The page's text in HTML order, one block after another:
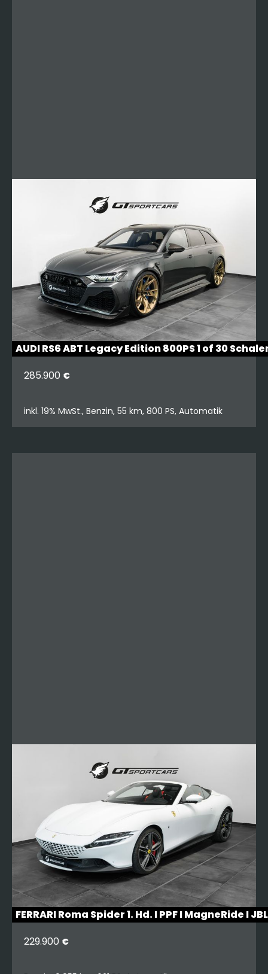
AUDI RS6 ABT Legacy Edition 800PS 1 of 30
285.900 €
inkl. 19% MwSt., Benzin, 55 km, 800 PS, Automatik
FERRARI Roma Spider 1. Hd. I PPF I MagneRide I
229.900 €